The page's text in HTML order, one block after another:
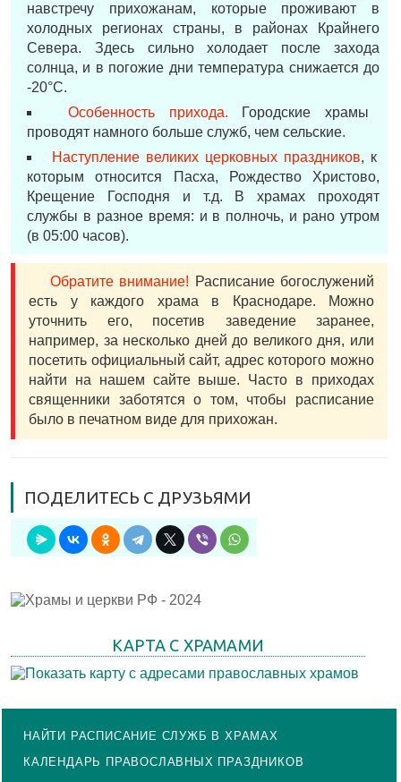
навстречу прихожанам, которые проживают в
холодных регионах страны, в районах Крайнего
Севера. Здесь сильно холодает после захода
солнца, и в погожие дни температура снижается до
-20°С.
Особенность прихода. Городские храмы
проводят намного больше служб, чем сельские.
Наступление великих церковных праздников, к
которым относится Пасха, Рождество Христово,
Крещение Господня и т.д. В храмах проходят
службы в разное время: и в полночь, и рано утром
(в 05:00 часов).
Обратите внимание! Расписание богослужений
есть у каждого храма в Краснодаре. Можно
уточнить его, посетив заведение заранее,
например, за несколько дней до великого дня, или
посетить официальный сайт, адрес которого можно
найти на нашем сайте выше. Часто в приходах
священники заботятся о том, чтобы расписание
было в печатном виде для прихожан.
ПОДЕЛИТЕСЬ С ДРУЗЬЯМИ
КАРТА С ХРАМАМИ
НАЙТИ РАСПИСАНИЕ СЛУЖБ В ХРАМАХ
КАЛЕНДАРЬ ПРАВОСЛАВНЫХ ПРАЗДНИКОВ